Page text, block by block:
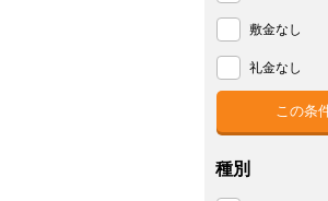
敷金なし
礼金なし
種別